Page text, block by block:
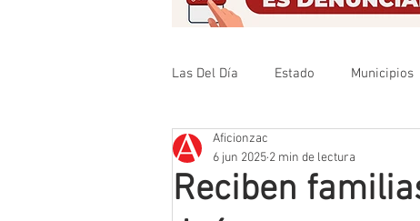
Las Del Día Estado Municipios
Que no se olvide
Reciben
Aficionzac
6 jun 2025 2 min de lectura